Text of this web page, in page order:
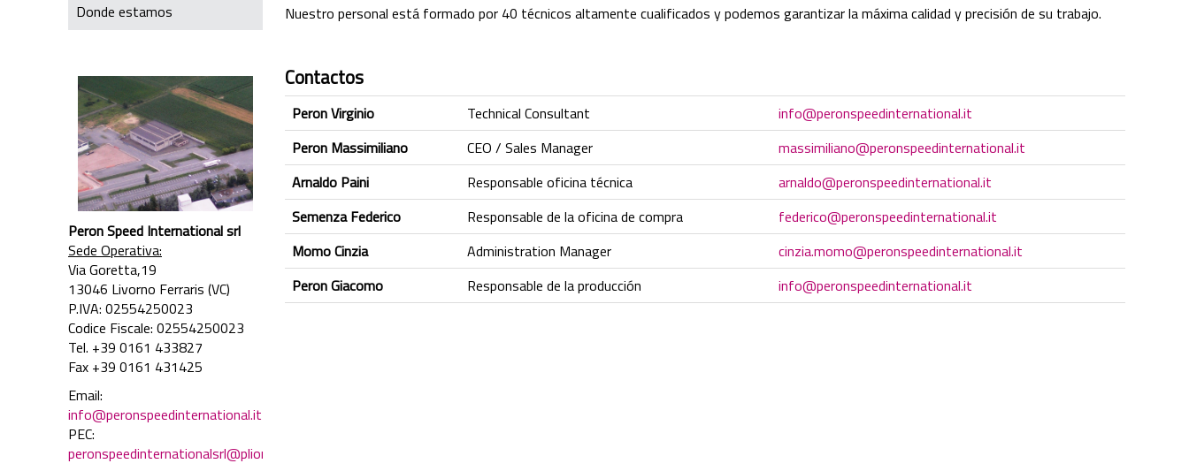
Nuestro personal está formado por 40 técnicos altamente cualificados y podemos garantizar la máxima calidad y precisión de su trabajo.
Contactos
Peron Virginio Technical Consultant
info@peronspeedinternational.it
Peron Massimiliano
CEO / Sales Manager
massimiliano@peronspeedinternational.it
Arnaldo Paini
Responsable oficina técnica
arnaldo@peronspeedinternational.it
Semenza Federico
Responsable de la oficina de compra
federico@peronspeedinternational.it
Momo Cinzia
Administration Manager
cinzia.momo@peronspeedinternational.it
Peron Giacomo
Responsable de la producción info@peronspeedinternational.it
Donde estamos
Peron Speed International srl
Sede Operativa:
Via Goretta,19
13046 Livorno Ferraris (VC)
P.IVA: 02554250023
Codice Fiscale: 02554250023
Tel. +39 0161 433827
Fax +39 0161 431425
Email:
info@peronspeedinternational.it
PEC:
peronspeedinternationalsrl@plionpec.it